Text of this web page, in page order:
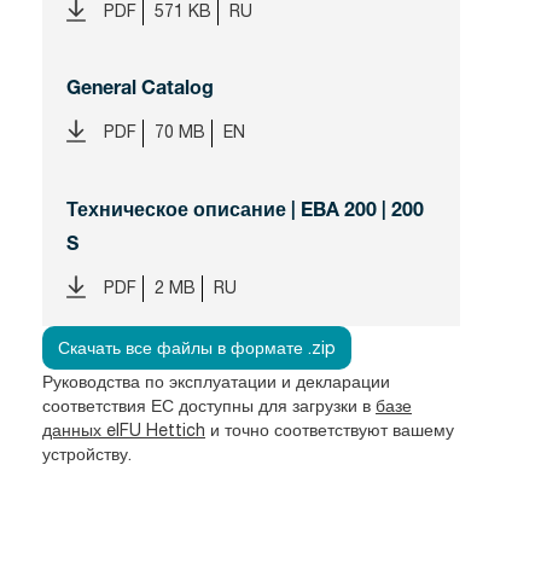
PDF 571 KB RU
General Catalog
PDF 70 MB EN
Техническое описание | EBA 200 | 200
S
PDF 2 MB RU
Скачать все файлы в формате .zip
Руководства по эксплуатации и декларации
соответствия ЕС доступны для загрузки в базе
данных eIFU Hettich и точно соответствуют вашему
устройству.